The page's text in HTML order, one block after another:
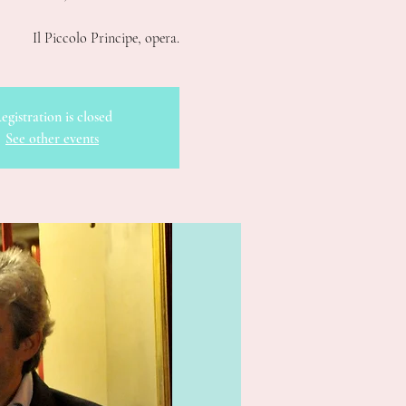
Il Piccolo Principe, opera.
is closed
See other events